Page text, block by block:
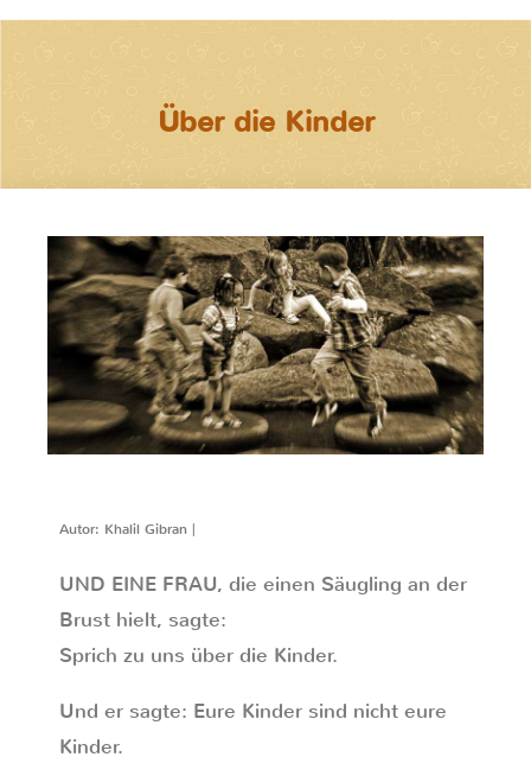
Über die Kinder
Autor: Khalil Gibran |
UND EINE FRAU, die einen Säugling an der
Brust hielt, sagte:
Sprich zu uns über die Kinder.
Und er sagte: Eure Kinder sind nicht eure
Kinder.